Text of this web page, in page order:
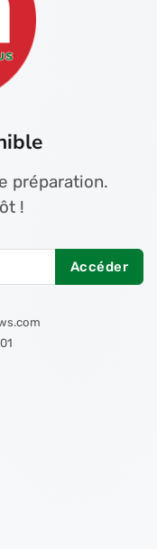
préparation.
!
Accéder